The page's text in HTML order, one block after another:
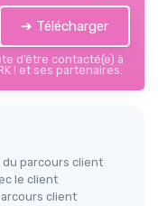
➔ Télécharger
d’être contacté(e) à
! et ses partenaires.
parcours client
le client
client